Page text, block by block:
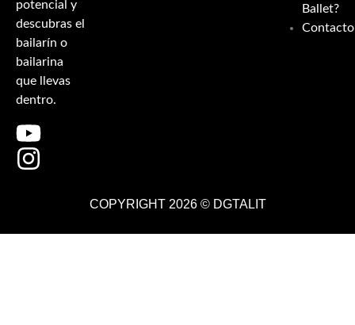
potencial y
descubras el
bailarín o
bailarina
que llevas
dentro.
Ballet?
Contacto
COPYRIGHT 2026 © DGTALIT